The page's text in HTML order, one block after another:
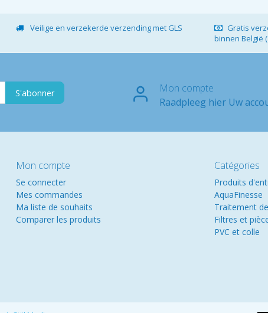
Veilige en verzekerde verzending met GLS
Gratis
binnen België
S'abonner
Mon compte
Raadpleeg hier Uw
Mon compte
Se connecter
Mes commandes
Ma liste de souhaits
Comparer les produits
Catégories
Produits
AquaFinesse
Traitement
Filtres et
PVC et colle